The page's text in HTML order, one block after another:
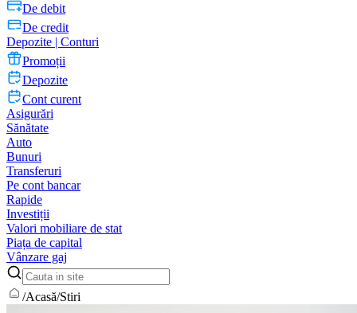
De debit
De credit
Depozite | Conturi
Promoții
Depozite
Cont curent
Asigurări
Sănătate
Auto
Bunuri
Transferuri
Pe cont bancar
Rapide
Investiții
Valori mobiliare de stat
Piața de capital
Vânzare gaj
/Acasă/Stiri